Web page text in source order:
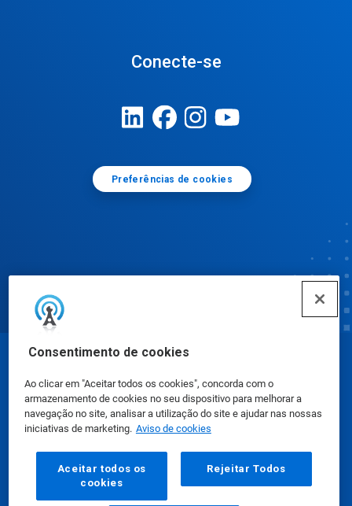
Consentimento de cookies
Ao clicar em "Aceitar todos os cookies", concorda com o
armazenamento de cookies no seu dispositivo para melhorar a
navegação no site, analisar a utilização do site e ajudar nas nossas
iniciativas de marketing. Aviso de cookies
Aceitar todos os
cookies
Rejeitar Todos
Conecte-se
Preferências de cookies
Fichas de Informação de Segurança de Produtos
Químicos|Política de Privacidade